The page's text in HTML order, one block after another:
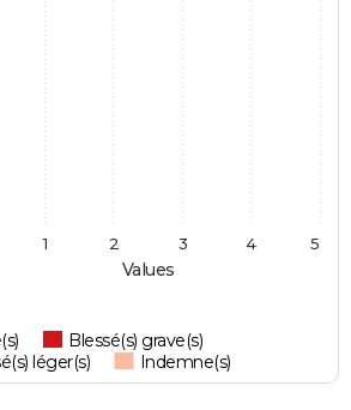
Values
Blessé(s) grave(s)
léger(s)
Indemne(s)
1 2 3 4 5